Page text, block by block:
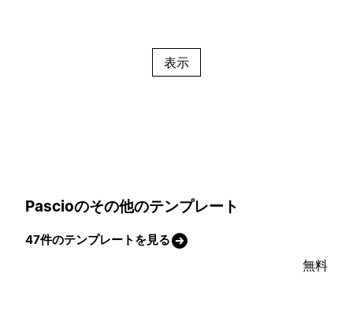
表示
Pascioのその他のテンプレート
47件のテンプレートを見る
無料